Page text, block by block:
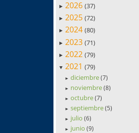
► 2026 (37)
► 2025 (72)
► 2024 (80)
► 2023 (71)
► 2022 (79)
▼ 2021 (79)
► diciembre(7)
► noviembre(8)
► octubre(7)
► septiembre(5)
► julio(6)
► junio(9)